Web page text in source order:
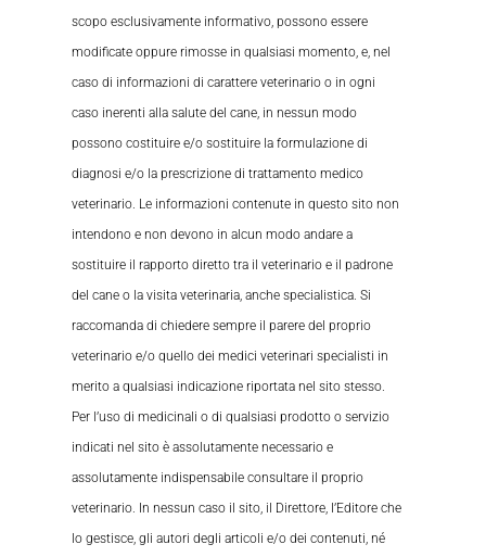
scopo esclusivamente informativo, possono essere
modificate oppure rimosse in qualsiasi momento, e, nel
caso di informazioni di carattere veterinario o in ogni
caso inerenti alla salute del cane, in nessun modo
possono costituire e/o sostituire la formulazione di
diagnosi e/o la prescrizione di trattamento medico
veterinario. Le informazioni contenute in questo sito non
intendono e non devono in alcun modo andare a
sostituire il rapporto diretto tra il veterinario e il padrone
del cane o la visita veterinaria, anche specialistica. Si
raccomanda di chiedere sempre il parere del proprio
veterinario e/o quello dei medici veterinari specialisti in
merito a qualsiasi indicazione riportata nel sito stesso.
Per l’uso di medicinali o di qualsiasi prodotto o servizio
indicati nel sito è assolutamente necessario e
assolutamente indispensabile consultare il proprio
veterinario. In nessun caso il sito, il Direttore, l’Editore che
lo gestisce, gli autori degli articoli e/o dei contenuti, né